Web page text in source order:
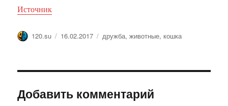
Источник
Автор
120.su Опубликовано
16.02.2017 Метки
дружба,животные, кошка
Добавить комментарий